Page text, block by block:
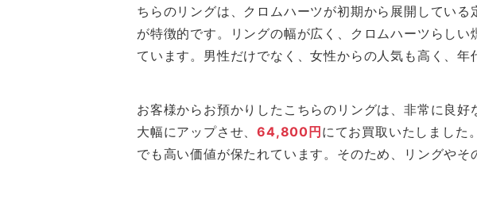
ちらのリングは、クロムハーツが初期から展開してい
が特徴的です。リングの幅が広く、クロムハーツらし
ています。男性だけでなく、女性からの人気も高く、
お客様からお預かりしたこちらのリングは、非常に良
大幅にアップさせ、64,800円 にてお買取いたしました
でも高い価値が保たれています。そのため、リングや